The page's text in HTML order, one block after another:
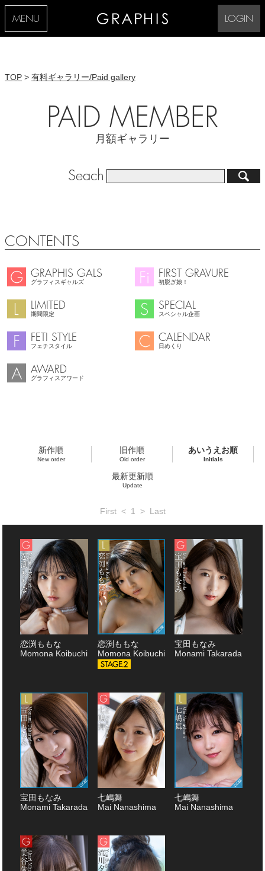
MENU LOGIN
TOP > 有料ギャラリー/Paid gallery
PAID MEMBER
月額ギャラリー
Seach
CONTENTS
GRAPHIS GALS
グラフィスギャルズ
FIRST GRAVURE
初脱ぎ娘！
LIMITED
期間限定
SPECIAL
スペシャル企画
FETI STYLE
フェチスタイル
CALENDAR
日めくり
AWARD
グラフィスアワード
新作順
New order
旧作順
Old order
あいうえお順
Initials
最新更新順
Update
First < 1 > Last
恋渕ももな
Momona Koibuchi
恋渕ももな
Momona Koibuchi
宝田もなみ
Monami Takarada
宝田もなみ
Monami Takarada
七嶋舞
Mai Nanashima
七嶋舞
Mai Nanashima